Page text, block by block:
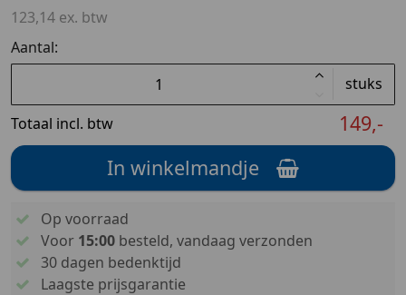
123,14 ex. btw
Aantal:
stuks
Totaal incl. btw
149,-
In winkelmandje
Op voorraad
Voor 15:00besteld, vandaag verzonden
30 dagen bedenktijd
Laagste prijsgarantie